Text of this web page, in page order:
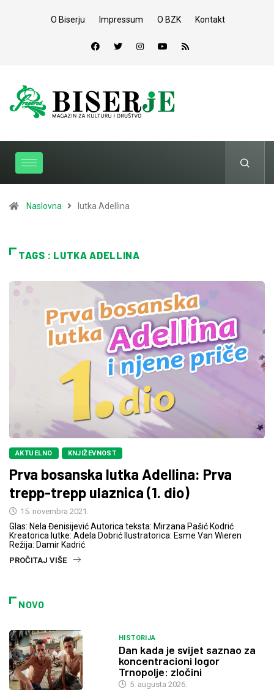
O Biserju Impressum O BZK Kontakt
Naslovna lutka Adellina
TAGS : LUTKA ADELLINA
AKTUELNO KNJIŽEVNOST
Prva bosanska lutka Adellina: Prva
trepp-trepp ulaznica (1. dio)
15. novembra 2021.
Glas: Nela Đenisijević Autorica teksta: Mirzana Pašić Kodrić
Kreatorica lutke: Adela Dobrić Ilustratorica: Esme Van Wieren
Režija: Damir Kadrić
PROČITAJ VIŠE
NOVO
HISTORIJA
Dan kada je svijet saznao za
koncentracioni logor
Trnopolje: zločini
5. augusta 2026.